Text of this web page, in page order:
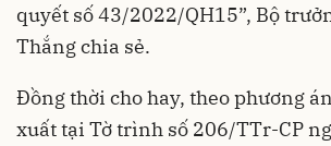
quyết số 43/2022/QH15”, Bộ
Thắng chia sẻ.
Đồng thời cho hay, theo phương
xuất tại Tờ trình số 206/TTr-CP